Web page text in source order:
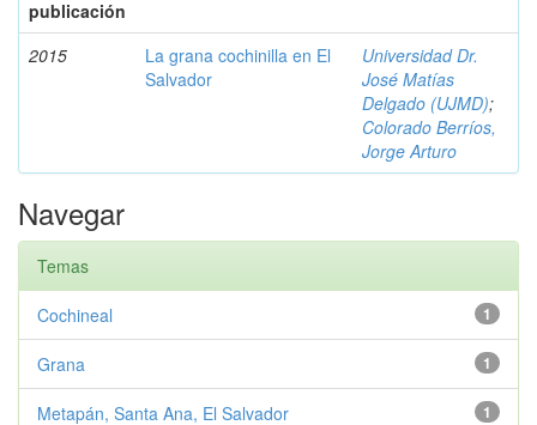
publicación
2015
La grana cochinilla en El
Salvador
Universidad Dr.
José Matías
Delgado (UJMD);
Colorado Berríos,
Jorge Arturo
Navegar
Temas
1
Cochineal
1
Grana
1
Metapán, Santa Ana, El Salvador